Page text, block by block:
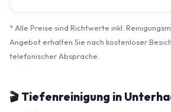
* Alle Preise sind Richtwerte inkl.
Angebot erhalten Sie nach kostenloser
telefonischer Absprache.
🎬 Tiefenreinigung in